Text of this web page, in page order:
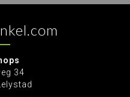
34